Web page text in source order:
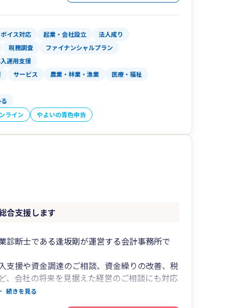
制をサポートします。
して、
ます。
イス対応 起業・会社設立
法人成り
税務調査
ファイナンシャルプラン
運用支援
サービス 農業・林業・漁業 医療・福祉
ライン
やよいの青色申告
合支援します
診断士である逢坂剛が運営する会計事務所で
支援や資金調達のご相談、資金繰りの改善、税
、会社の将来を見据えた経営のご相談にも対応
続きを見る